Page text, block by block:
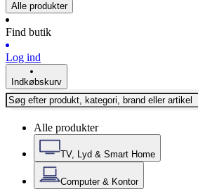
Alle produkter
Find butik
Log ind
Indkøbskurv
Alle produkter
TV, Lyd & Smart Home
Computer & Kontor